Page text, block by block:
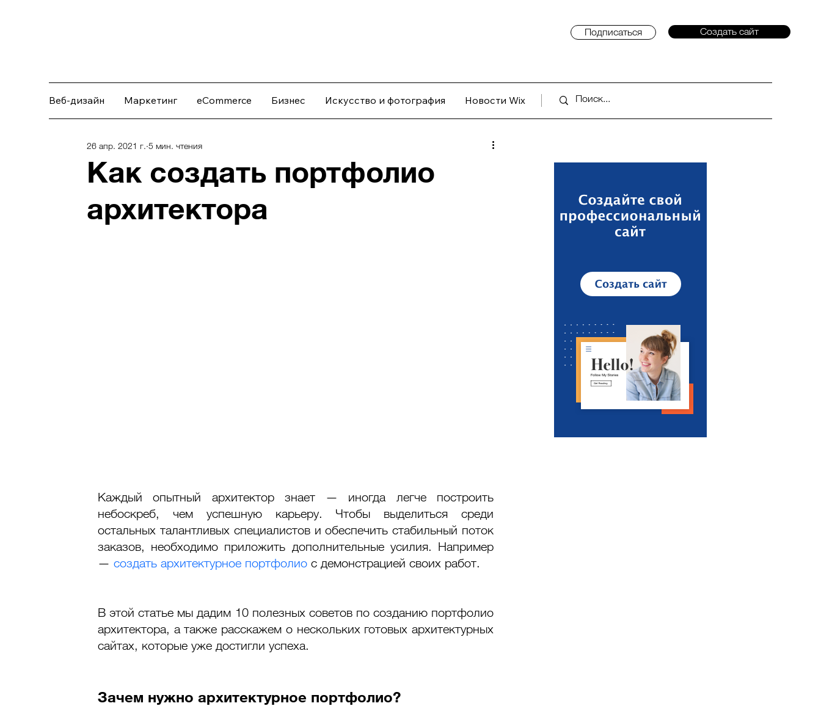
Подписаться Создать сайт
Веб-дизайн Маркетинг eCommerce Бизнес Искусство и фотография Новости Wix
Как создать портфолио
архитектора
26 апр. 2021 г. 5 мин. чтения
Каждый опытный архитектор знает — иногда легче построить
небоскреб, чем успешную карьеру. Чтобы выделиться среди
остальных талантливых специалистов и обеспечить стабильный поток
заказов, необходимо приложить дополнительные усилия. Например
— создать архитектурное портфолио с демонстрацией своих работ.
В этой статье мы дадим 10 полезных советов по созданию портфолио
архитектора, а также расскажем о нескольких готовых архитектурных
сайтах, которые уже достигли успеха.
Зачем нужно архитектурное портфолио?